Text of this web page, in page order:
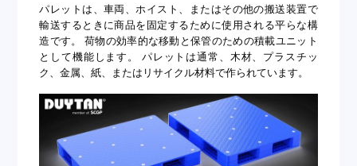
パレットは、車両、ホイスト、またはその他の搬送装置で
輸送するときに商品を固定するために使用される平らな構
造です。 荷物の効率的な移動と保管のための積載ユニット
として機能します。 パレットは通常、木材、プラスチッ
ク、金属、紙、またはリサイクル材料で作られています。